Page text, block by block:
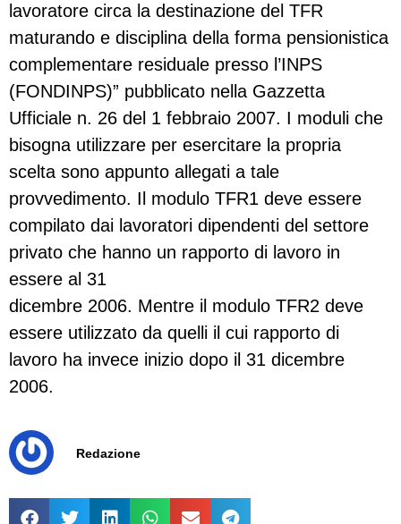
lavoratore circa la destinazione del TFR
maturando e disciplina della forma pensionistica
complementare residuale presso l’INPS
(FONDINPS)” pubblicato nella Gazzetta
Ufficiale n. 26 del 1 febbraio 2007. I moduli che
bisogna utilizzare per esercitare la propria
scelta sono appunto allegati a tale
provvedimento. Il modulo TFR1 deve essere
compilato dai lavoratori dipendenti del settore
privato che hanno un rapporto di lavoro in
essere al 31
dicembre 2006. Mentre il modulo TFR2 deve
essere utilizzato da quelli il cui rapporto di
lavoro ha invece inizio dopo il 31 dicembre
2006.
Redazione